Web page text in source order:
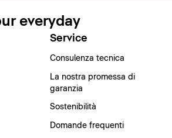
everyday
Service
Consulenza tecnica
La nostra promessa di
garanzia
Sostenibilità
Domande frequenti